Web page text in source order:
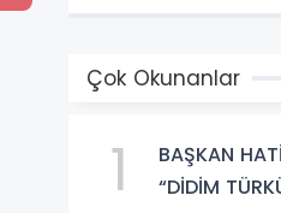
Çok Okunanlar
1
BAŞKAN
“DİDİM